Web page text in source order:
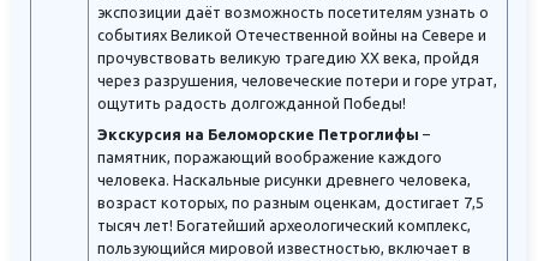
экспозиции даёт возможность посетителям узнать о
событиях Великой Отечественной войны на Севере и
прочувствовать великую трагедию XX века, пройдя
через разрушения, человеческие потери и горе утрат,
ощутить радость долгожданной Победы!
Экскурсия на Беломорские Петроглифы –
памятник, поражающий воображение каждого
человека. Наскальные рисунки древнего человека,
возраст которых, по разным оценкам, достигает 7,5
тысяч лет! Богатейший археологический комплекс,
пользующийся мировой известностью, включает в